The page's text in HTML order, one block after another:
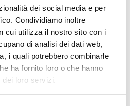
dei social media e per
Condividiamo inoltre
cui utilizza il nostro sito con i
di analisi dei dati web,
i quali potrebbero combinarle
ha fornito loro o che hanno
dei loro servizi.